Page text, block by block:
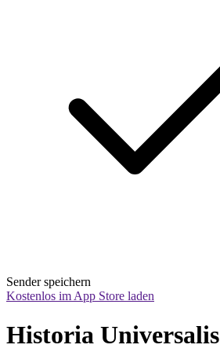
Sender speichern
Kostenlos im App Store laden
Historia Universalis